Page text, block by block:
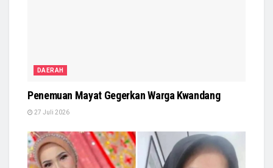
DAERAH
Penemuan Mayat Gegerkan Warga Kwandang
27 Juli 2026